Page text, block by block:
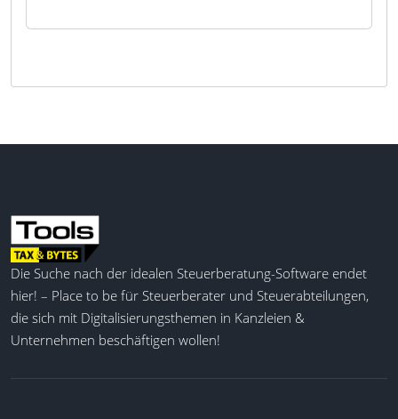
Die Suche nach der idealen Steuerberatung-Software endet
hier! – Place to be für Steuerberater und Steuerabteilungen,
die sich mit Digitalisierungsthemen in Kanzleien &
Unternehmen beschäftigen wollen!